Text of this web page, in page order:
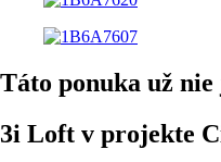
Táto ponuka už
3i Loft v projekte